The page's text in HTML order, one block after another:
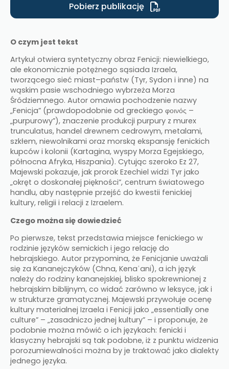
Pobierz publikację
O czym jest tekst
Artykuł otwiera syntetyczny obraz Fenicji: niewielkiego,
ale ekonomicznie potężnego sąsiada Izraela,
tworzącego sieć miast–państw (Tyr, Sydon i inne) na
wąskim pasie wschodniego wybrzeża Morza
Śródziemnego. Autor omawia pochodzenie nazwy
„Fenicja” (prawdopodobnie od greckiego φοινός –
„purpurowy”), znaczenie produkcji purpury z murex
trunculatus, handel drewnem cedrowym, metalami,
szkłem, niewolnikami oraz morską ekspansję fenickich
kupców i kolonii (Kartagina, wyspy Morza Egejskiego,
północna Afryka, Hiszpania). Cytując szeroko Ez 27,
Majewski pokazuje, jak prorok Ezechiel widzi Tyr jako
„okręt o doskonałej piękności”, centrum światowego
handlu, aby następnie przejść do kwestii fenickiej
kultury, religii i relacji z Izraelem.​
Czego można się dowiedzieć
Po pierwsze, tekst przedstawia miejsce fenickiego w
rodzinie języków semickich i jego relację do
hebrajskiego. Autor przypomina, że Fenicjanie uważali
się za Kananejczyków (Chna, Kenaʿani), a ich język
należy do rodziny kananejskiej, blisko spokrewnionej z
hebrajskim biblijnym, co widać zarówno w leksyce, jak i
w strukturze gramatycznej. Majewski przywołuje ocenę
kultury materialnej Izraela i Fenicji jako „essentially one
culture” – „zasadniczo jednej kultury” – i proponuje, że
podobnie można mówić o ich językach: fenicki i
klasyczny hebrajski są tak podobne, iż z punktu widzenia
porozumiewalności można by je traktować jako dialekty
jednego języka.​